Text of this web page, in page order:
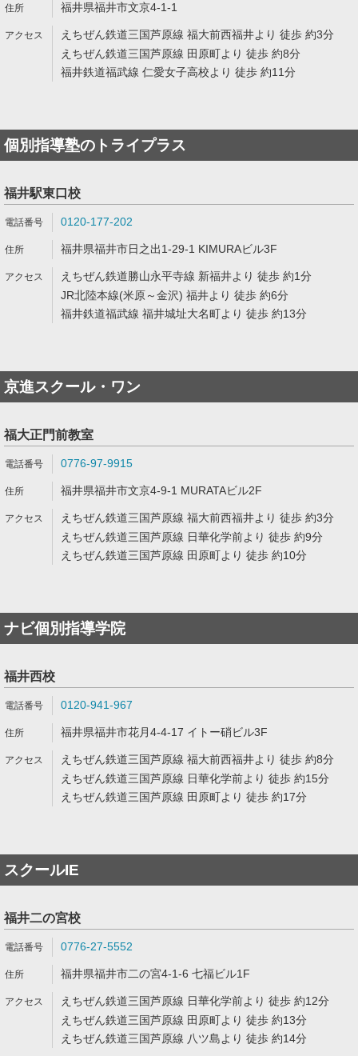
福井県福井市文京4-1-1
えちぜん鉄道三国芦原線 福大前西福井より 徒歩 約3分
えちぜん鉄道三国芦原線 田原町より 徒歩 約8分
福井鉄道福武線 仁愛女子高校より 徒歩 約11分
個別指導塾のトライプラス
福井駅東口校
0120-177-202
福井県福井市日之出1-29-1 KIMURAビル3F
えちぜん鉄道勝山永平寺線 新福井より 徒歩 約1分
JR北陸本線(米原～金沢) 福井より 徒歩 約6分
福井鉄道福武線 福井城址大名町より 徒歩 約13分
京進スクール・ワン
福大正門前教室
0776-97-9915
福井県福井市文京4-9-1 MURATAビル2F
えちぜん鉄道三国芦原線 福大前西福井より 徒歩 約3分
えちぜん鉄道三国芦原線 日華化学前より 徒歩 約9分
えちぜん鉄道三国芦原線 田原町より 徒歩 約10分
ナビ個別指導学院
福井西校
0120-941-967
福井県福井市花月4-4-17 イトー硝ビル3F
えちぜん鉄道三国芦原線 福大前西福井より 徒歩 約8分
えちぜん鉄道三国芦原線 日華化学前より 徒歩 約15分
えちぜん鉄道三国芦原線 田原町より 徒歩 約17分
スクールIE
福井二の宮校
0776-27-5552
福井県福井市二の宮4-1-6 七福ビル1F
えちぜん鉄道三国芦原線 日華化学前より 徒歩 約12分
えちぜん鉄道三国芦原線 田原町より 徒歩 約13分
えちぜん鉄道三国芦原線 八ツ島より 徒歩 約14分